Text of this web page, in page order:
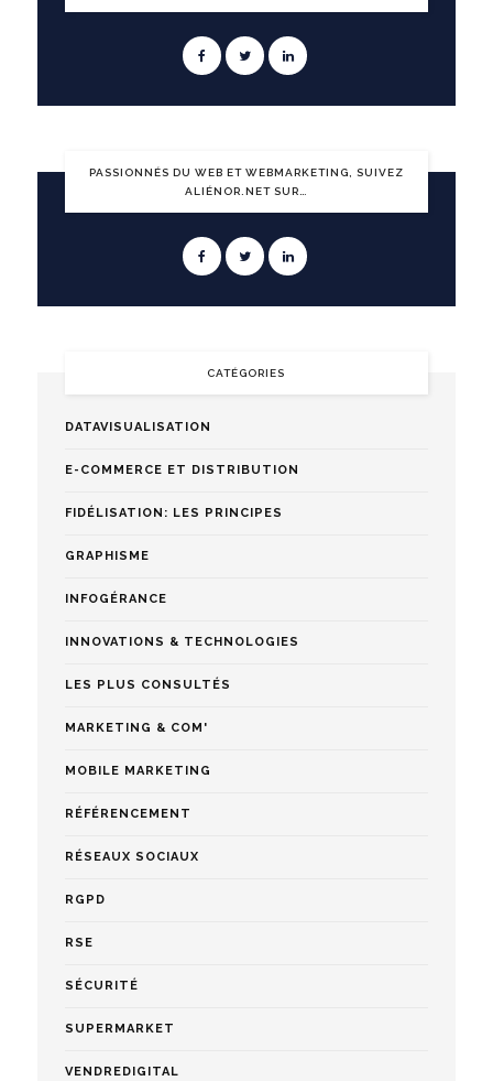
PASSIONNÉS DU WEB ET WEBMARKETING, SUIVEZ
ALIÉNOR.NET SUR…
CATÉGORIES
DATAVISUALISATION
E-COMMERCE ET DISTRIBUTION
FIDÉLISATION: LES PRINCIPES
GRAPHISME
INFOGÉRANCE
INNOVATIONS & TECHNOLOGIES
LES PLUS CONSULTÉS
MARKETING & COM'
MOBILE MARKETING
RÉFÉRENCEMENT
RÉSEAUX SOCIAUX
RGPD
RSE
SÉCURITÉ
SUPERMARKET
VENDREDIGITAL